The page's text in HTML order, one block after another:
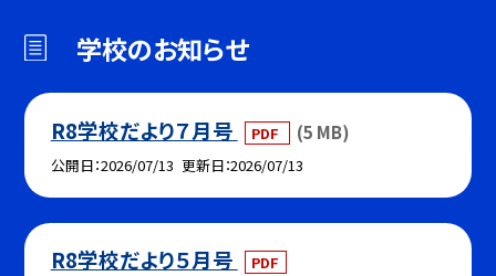
学校のお知らせ
R8学校だより７月号 PDF (5 MB)
公開日 2026/07/13 更新日 2026/07/13
R8学校だより５月号
PDF